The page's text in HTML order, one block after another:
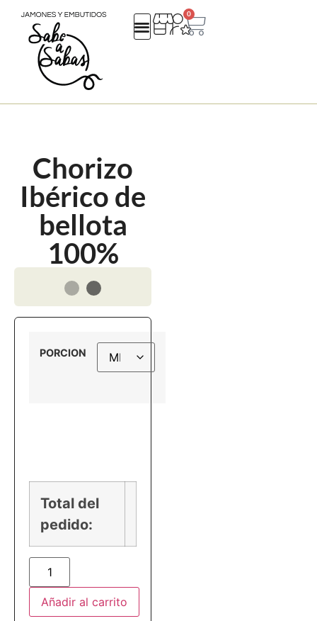
0
Chorizo
Ibérico de
bellota
100%
PORCION
Total del
pedido:
Añadir al carrito